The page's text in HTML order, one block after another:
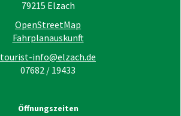
79215 Elzach
OpenStreetMap
Fahrplanauskunft
tourist-info@elzach.de
07682 / 19433
Öffnungszeiten